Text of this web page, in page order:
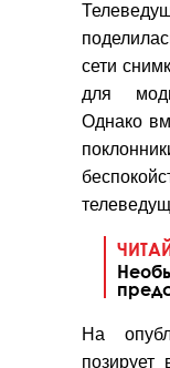
сети
для
Однако
На
позирует